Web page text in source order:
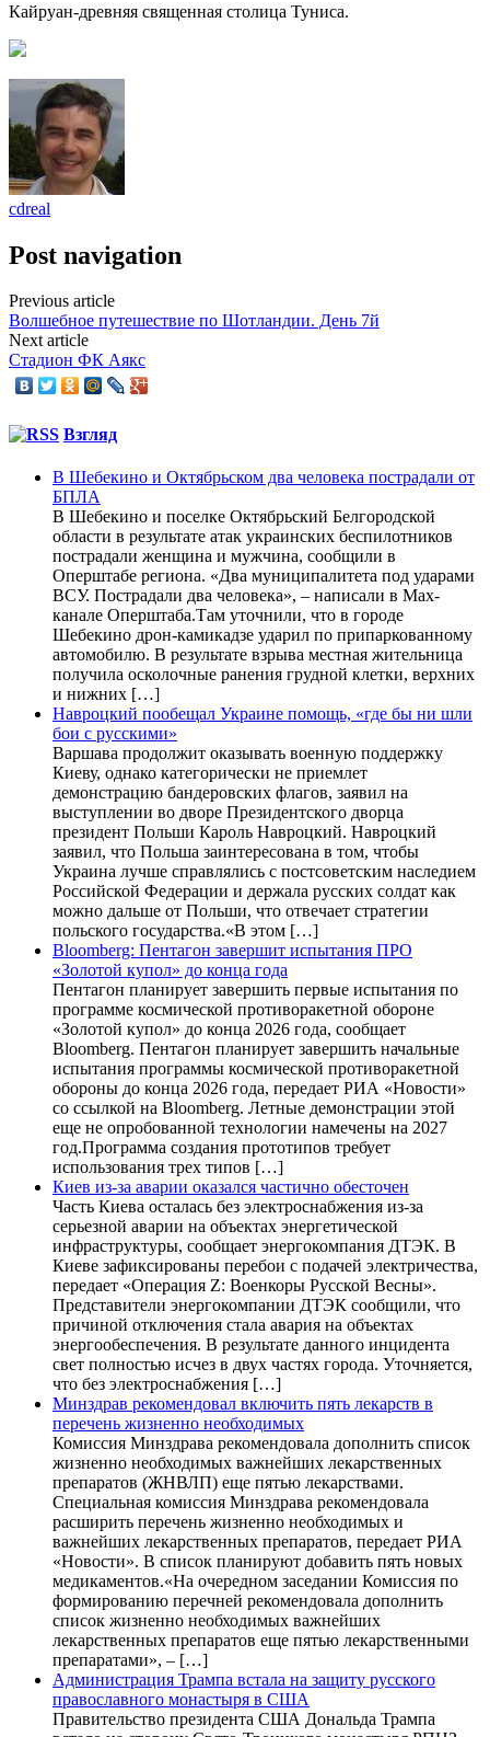
Кайруан-древняя священная столица Туниса.
cdreal
Post navigation
Previous article
Волшебное путешествие по Шотландии. День 7й
Next article
Стадион ФК Аякс
Взгляд
В Шебекино и Октябрьском два человека пострадали от
БПЛА
В Шебекино и поселке Октябрьский Белгородской
области в результате атак украинских беспилотников
пострадали женщина и мужчина, сообщили в
Оперштабе региона. «Два муниципалитета под ударами
ВСУ. Пострадали два человека», – написали в Max-
канале Оперштаба.Там уточнили, что в городе
Шебекино дрон-камикадзе ударил по припаркованному
автомобилю. В результате взрыва местная жительница
получила осколочные ранения грудной клетки, верхних
и нижних […]
Навроцкий пообещал Украине помощь, «где бы ни шли
бои с русскими»
Варшава продолжит оказывать военную поддержку
Киеву, однако категорически не приемлет
демонстрацию бандеровских флагов, заявил на
выступлении во дворе Президентского дворца
президент Польши Кароль Навроцкий. Навроцкий
заявил, что Польша заинтересована в том, чтобы
Украина лучше справлялись с постсоветским наследием
Российской Федерации и держала русских солдат как
можно дальше от Польши, что отвечает стратегии
польского государства.«В этом […]
Bloomberg: Пентагон завершит испытания ПРО
«Золотой купол» до конца года
Пентагон планирует завершить первые испытания по
программе космической противоракетной обороне
«Золотой купол» до конца 2026 года, сообщает
Bloomberg. Пентагон планирует завершить начальные
испытания программы космической противоракетной
обороны до конца 2026 года, передает РИА «Новости»
со ссылкой на Bloomberg. Летные демонстрации этой
еще не опробованной технологии намечены на 2027
год.Программа создания прототипов требует
использования трех типов […]
Киев из-за аварии оказался частично обесточен
Часть Киева осталась без электроснабжения из-за
серьезной аварии на объектах энергетической
инфраструктуры, сообщает энергокомпания ДТЭК. В
Киеве зафиксированы перебои с подачей электричества,
передает «Операция Z: Военкоры Русской Весны».
Представители энергокомпании ДТЭК сообщили, что
причиной отключения стала авария на объектах
энергообеспечения. В результате данного инцидента
свет полностью исчез в двух частях города. Уточняется,
что без электроснабжения […]
Минздрав рекомендовал включить пять лекарств в
перечень жизненно необходимых
Комиссия Минздрава рекомендовала дополнить список
жизненно необходимых важнейших лекарственных
препаратов (ЖНВЛП) еще пятью лекарствами.
Специальная комиссия Минздрава рекомендовала
расширить перечень жизненно необходимых и
важнейших лекарственных препаратов, передает РИА
«Новости». В список планируют добавить пять новых
медикаментов.«На очередном заседании Комиссия по
формированию перечней рекомендовала дополнить
список жизненно необходимых важнейших
лекарственных препаратов еще пятью лекарственными
препаратами», – […]
Администрация Трампа встала на защиту русского
православного монастыря в США
Правительство президента США Дональда Трампа